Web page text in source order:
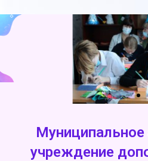
учреждение